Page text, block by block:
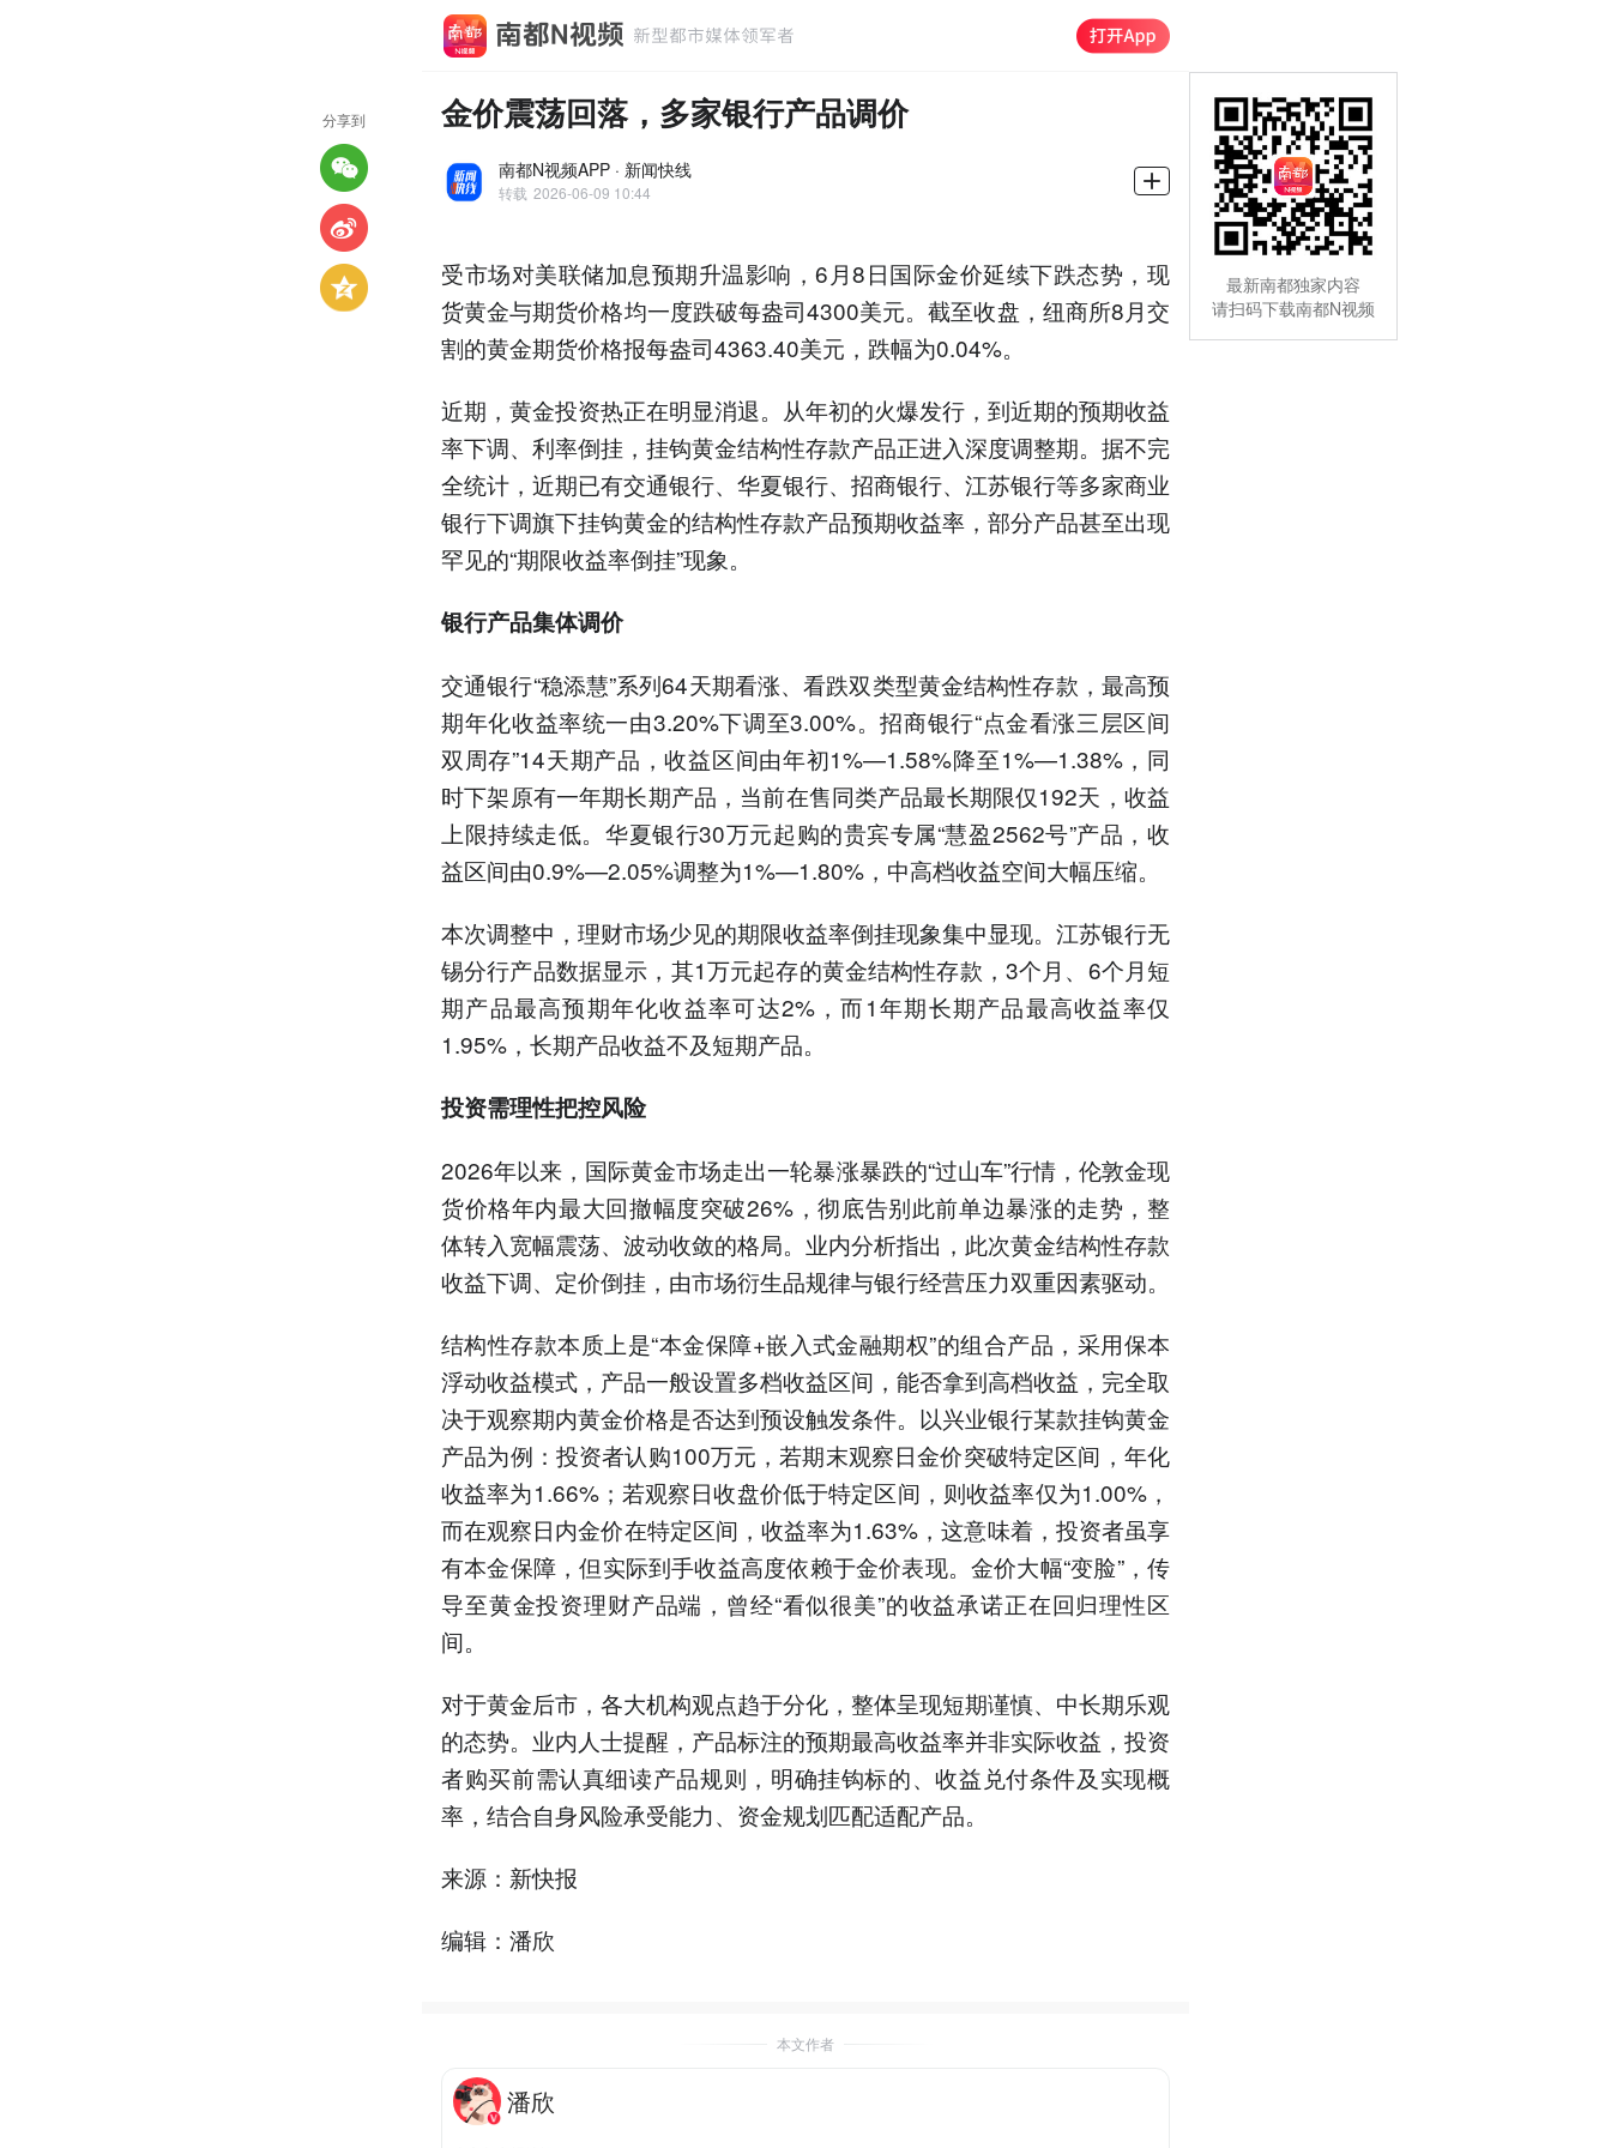
金价震荡回落，多家银行产品调价
南都N视频APP · 新闻快线
转载 2026-06-09 10:44
受市场对美联储加息预期升温影响，6月8日国际金价延续下跌态势，现
货黄金与期货价格均一度跌破每盎司4300美元。截至收盘，纽商所8月交
割的黄金期货价格报每盎司4363.40美元，跌幅为0.04%。
近期，黄金投资热正在明显消退。从年初的火爆发行，到近期的预期收益
率下调、利率倒挂，挂钩黄金结构性存款产品正进入深度调整期。据不完
全统计，近期已有交通银行、华夏银行、招商银行、江苏银行等多家商业
银行下调旗下挂钩黄金的结构性存款产品预期收益率，部分产品甚至出现
罕见的“期限收益率倒挂”现象。
银行产品集体调价
交通银行“稳添慧”系列64天期看涨、看跌双类型黄金结构性存款，最高预
期年化收益率统一由3.20%下调至3.00%。招商银行“点金看涨三层区间
双周存”14天期产品，收益区间由年初1%—1.58%降至1%—1.38%，同
时下架原有一年期长期产品，当前在售同类产品最长期限仅192天，收益
上限持续走低。华夏银行30万元起购的贵宾专属“慧盈2562号”产品，收
益区间由0.9%—2.05%调整为1%—1.80%，中高档收益空间大幅压缩。
本次调整中，理财市场少见的期限收益率倒挂现象集中显现。江苏银行无
锡分行产品数据显示，其1万元起存的黄金结构性存款，3个月、6个月短
期产品最高预期年化收益率可达2%，而1年期长期产品最高收益率仅
1.95%，长期产品收益不及短期产品。
投资需理性把控风险
2026年以来，国际黄金市场走出一轮暴涨暴跌的“过山车”行情，伦敦金现
货价格年内最大回撤幅度突破26%，彻底告别此前单边暴涨的走势，整
体转入宽幅震荡、波动收敛的格局。业内分析指出，此次黄金结构性存款
收益下调、定价倒挂，由市场衍生品规律与银行经营压力双重因素驱动。
结构性存款本质上是“本金保障+嵌入式金融期权”的组合产品，采用保本
浮动收益模式，产品一般设置多档收益区间，能否拿到高档收益，完全取
决于观察期内黄金价格是否达到预设触发条件。以兴业银行某款挂钩黄金
产品为例：投资者认购100万元，若期末观察日金价突破特定区间，年化
收益率为1.66%；若观察日收盘价低于特定区间，则收益率仅为1.00%，
而在观察日内金价在特定区间，收益率为1.63%，这意味着，投资者虽享
有本金保障，但实际到手收益高度依赖于金价表现。金价大幅“变脸”，传
导至黄金投资理财产品端，曾经“看似很美”的收益承诺正在回归理性区
间。
对于黄金后市，各大机构观点趋于分化，整体呈现短期谨慎、中长期乐观
的态势。业内人士提醒，产品标注的预期最高收益率并非实际收益，投资
者购买前需认真细读产品规则，明确挂钩标的、收益兑付条件及实现概
率，结合自身风险承受能力、资金规划匹配适配产品。
来源：新快报
编辑：潘欣
本文作者
潘欣
分享到
最新南都独家内容
请扫码下载南都N视频